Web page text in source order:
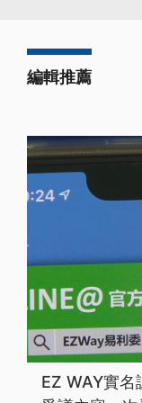
編輯推薦
EZ WAY實名